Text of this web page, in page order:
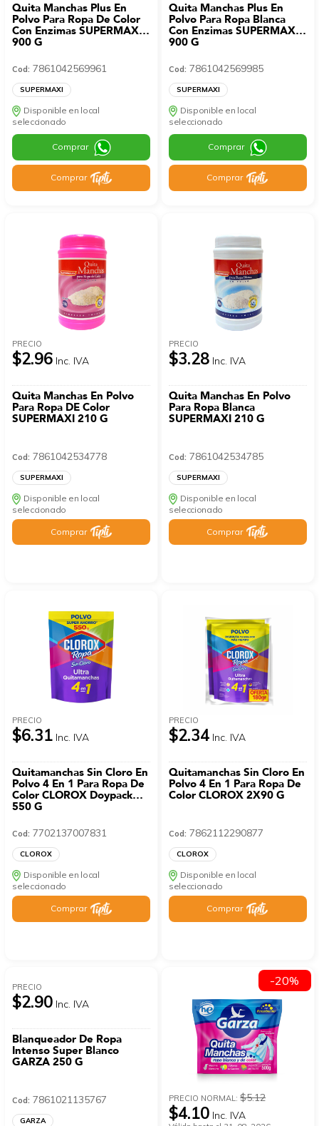
Quita Manchas Plus En
Polvo Para Ropa De Color
Con Enzimas SUPERMAXI
900 G
Cod: 7861042569961
SUPERMAXI
Disponible en local
seleccionado
Comprar
Comprar
Quita Manchas Plus En
Polvo Para Ropa Blanca
Con Enzimas SUPERMAXI
900 G
Cod: 7861042569985
SUPERMAXI
Disponible en local
seleccionado
Comprar
Comprar
PRECIO
$2.96 Inc. IVA
Quita Manchas En Polvo
Para Ropa DE Color
SUPERMAXI 210 G
Cod: 7861042534778
SUPERMAXI
Disponible en local
seleccionado
Comprar
PRECIO
$3.28 Inc. IVA
Quita Manchas En Polvo
Para Ropa Blanca
SUPERMAXI 210 G
Cod: 7861042534785
SUPERMAXI
Disponible en local
seleccionado
Comprar
PRECIO
$6.31 Inc. IVA
Quitamanchas Sin Cloro En
Polvo 4 En 1 Para Ropa De
Color CLOROX Doypack
550 G
Cod: 7702137007831
CLOROX
Disponible en local
seleccionado
Comprar
PRECIO
$2.34 Inc. IVA
Quitamanchas Sin Cloro En
Polvo 4 En 1 Para Ropa De
Color CLOROX 2X90 G
Cod: 7862112290877
CLOROX
Disponible en local
seleccionado
Comprar
PRECIO
$2.90 Inc. IVA
Blanqueador De Ropa
Intenso Super Blanco
GARZA 250 G
Cod: 7861021135767
GARZA
PRECIO NORMAL:$5.12
$4.10 Inc. IVA
-20%